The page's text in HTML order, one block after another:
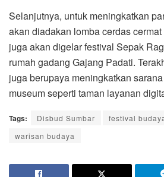
Selanjutnya, untuk meningkatkan
akan diadakan lomba cerdas
juga akan digelar festival Sepak
rumah gadang Gajang Padati.
juga berupaya meningkatkan
museum seperti taman layanan
Tags: Disbud Sumbar festival
warisan budaya